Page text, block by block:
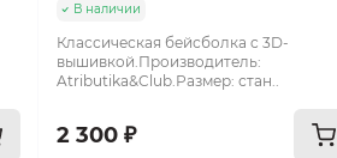
В наличии
Классическая бейсболка c 3D-
вышивкой.Производитель:
Atributika&Club.Размер: стан..
2 300 ₽